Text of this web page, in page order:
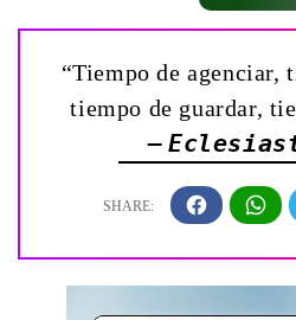
“Tiempo de agenciar,
tiempo de guardar,
—